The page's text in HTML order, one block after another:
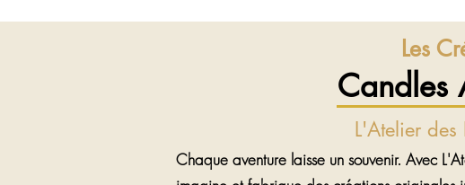
Les
Candles
L'Atelier des
Chaque aventure laisse un souvenir. Avec